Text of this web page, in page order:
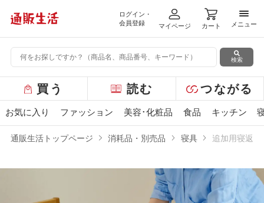
ログイン・
会員登録
マイページ カート
メニ
メニュー
検索
ー
バ
ュ
買う 読む つながる
お気に入り ファッション 美容･化粧品 食品 キッチン
通販生活トップページ 消耗品・別売品 寝具 追加用寝返